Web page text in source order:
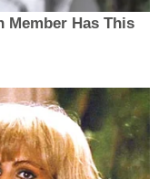
Member Has This